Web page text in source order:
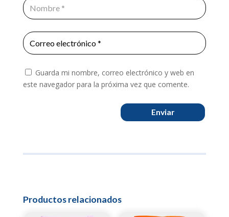
Guarda mi nombre, correo electrónico y web en
este navegador para la próxima vez que comente.
Enviar
Productos relacionados